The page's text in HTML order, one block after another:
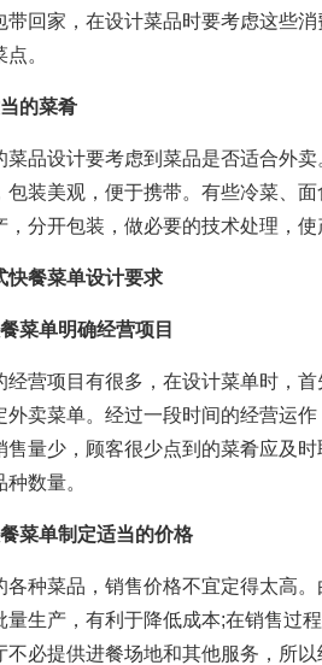
带回家，在设计菜品时要考虑这些
。
的菜肴
设计要考虑到菜品是否适合外卖
包装美观，便于携带。有些冷菜、
，分开包装，做必要的技术处理，使
快餐菜单设计要求
菜单明确经营项目
项目有很多，在设计菜单时，首
外卖菜单。经过一段时间的经营运
售量少，顾客很少点到的菜肴应及
数量。
菜单制定适当的价格
菜品，销售价格不宜定得太高。
量生产，有利于降低成本;在销售过
不必提供进餐场地和其他服务，所以